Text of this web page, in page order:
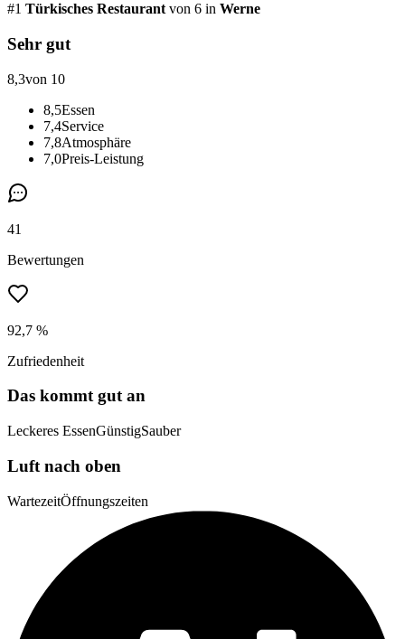
#1 Türkisches Restaurant von 6 in Werne
Sehr gut
8,3von 10
8,5Essen
7,4Service
7,8Atmosphäre
7,0Preis-Leistung
41
Bewertungen
92,7 %
Zufriedenheit
Das kommt gut an
Leckeres EssenGünstigSauber
Luft nach oben
WartezeitÖffnungszeiten